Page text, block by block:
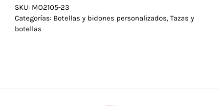
SKU: MO2105-23
Categorías: Botellas y bidones personalizados, Tazas y
botellas